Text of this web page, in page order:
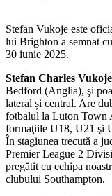
Stefan Vukoje este
lui Brighton a semnat
30 iunie 2025.
Stefan Charles Vukoje
Bedford (Anglia), şi
lateral și central. Are
fotbalul la Luton Town
formaţiile U18, U21 şi
În stagiunea trecută a
Premier League 2
pregătit cu echipa
clubului Southampton.